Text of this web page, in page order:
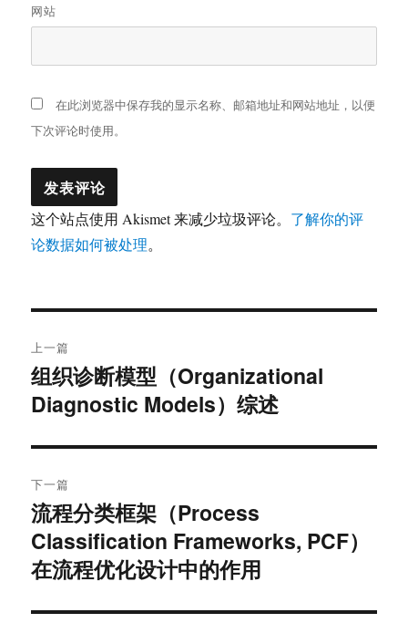
网站
在此浏览器中保存我的显示名称、邮箱地址和网站地址，以便
下次评论时使用。
这个站点使用 Akismet 来减少垃圾评论。 了解你的评
论数据如何被处理。
章
导
航
上一篇
上
篇
章：
组织诊断模型（Organizational
Diagnostic Models）综述
下一篇
下
篇
文
流程分类框架（Process
Classification Frameworks, PCF）
在流程优化设计中的作用